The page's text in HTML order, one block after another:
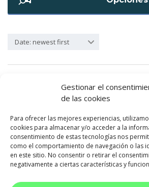
Gestionar el
de las cookies
Para ofrecer las mejores experiencias,
cookies para almacenar y/o acceder a la
consentimiento de estas tecnologías nos
como el comportamiento de navegación o las
en este sitio. No consentir o retirar el
negativamente a ciertas características y
Date: newest first
Not found any vehicle based
Try another filter, location
Reset filters